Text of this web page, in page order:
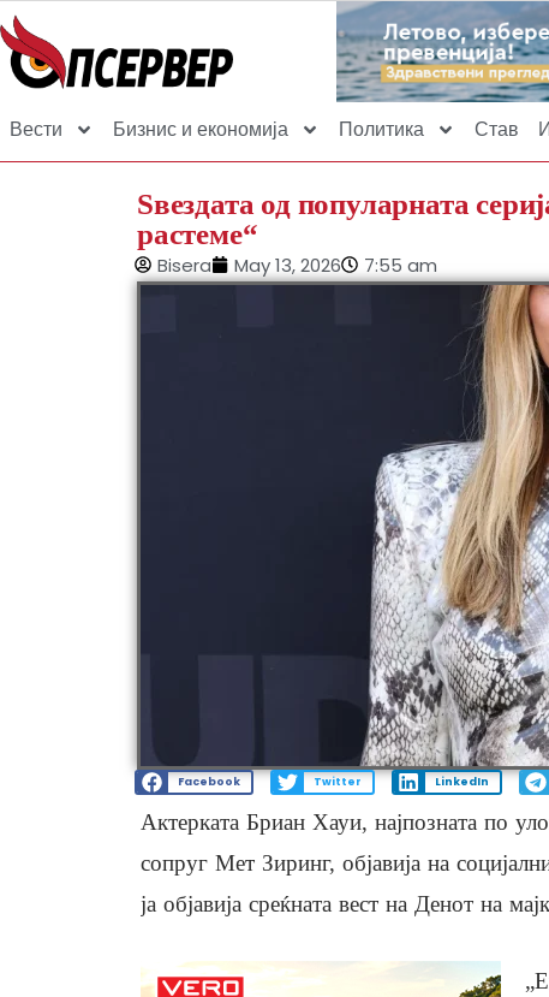
Вести Бизнис и економија Политика Став
Ѕвездата од популарната
растеме“
Bisera May 13, 2026 7:55 am
Facebook Twitter LinkedIn
Актерката Бриан Хауи, најпозната по
сопруг Мет Зиринг, објавија на
ја објавија среќната вест на Денот на